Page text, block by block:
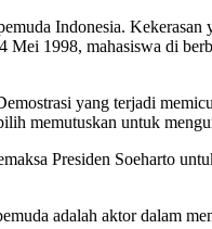
Indonesia.
1998, mahasiswa di
yang terjadi
memutuskan untuk
Presiden Soeharto
adalah aktor dalam